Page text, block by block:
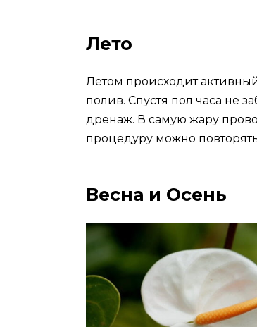
Лето
Летом происходит
полив. Спустя пол часа не
дренаж. В самую жару
процедуру можно
Весна и Осень